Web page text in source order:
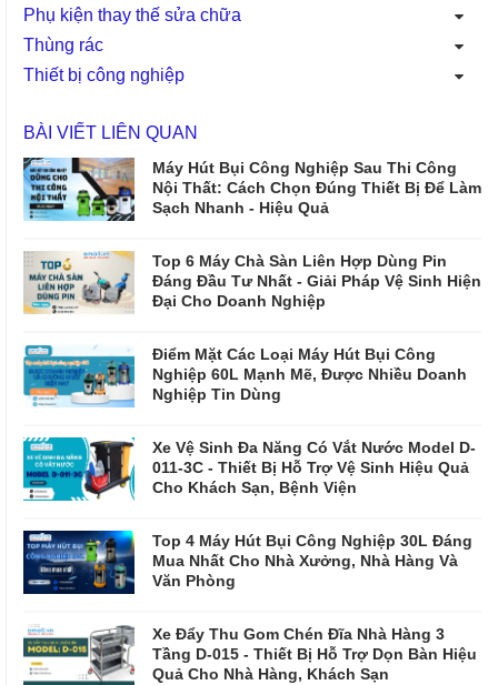
Phụ kiện thay thế sửa chữa
Thùng rác
Thiết bị công nghiệp
BÀI VIẾT LIÊN QUAN
Máy Hút Bụi Công Nghiệp Sau Thi Công
Nội Thất: Cách Chọn Đúng Thiết Bị Để Làm
Sạch Nhanh - Hiệu Quả
Top 6 Máy Chà Sàn Liên Hợp Dùng Pin
Đáng Đầu Tư Nhất - Giải Pháp Vệ Sinh Hiện
Đại Cho Doanh Nghiệp
Điểm Mặt Các Loại Máy Hút Bụi Công
Nghiệp 60L Mạnh Mẽ, Được Nhiều Doanh
Nghiệp Tin Dùng
Xe Vệ Sinh Đa Năng Có Vắt Nước Model D-
011-3C - Thiết Bị Hỗ Trợ Vệ Sinh Hiệu Quả
Cho Khách Sạn, Bệnh Viện
Top 4 Máy Hút Bụi Công Nghiệp 30L Đáng
Mua Nhất Cho Nhà Xưởng, Nhà Hàng Và
Văn Phòng
Xe Đẩy Thu Gom Chén Đĩa Nhà Hàng 3
Tầng D-015 - Thiết Bị Hỗ Trợ Dọn Bàn Hiệu
Quả Cho Nhà Hàng, Khách Sạn